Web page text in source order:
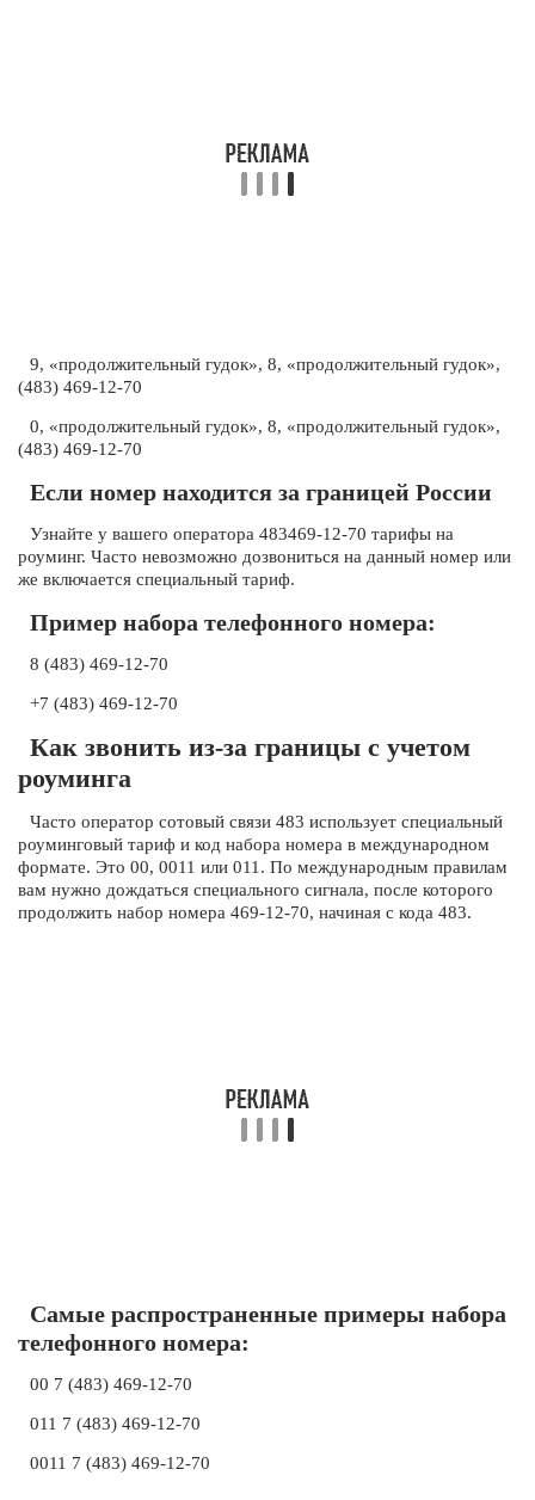
9, «продолжительный гудок», 8, «продолжительный гудок»,
(483) 469-12-70
0, «продолжительный гудок», 8, «продолжительный гудок»,
(483) 469-12-70
Если номер находится за границей России
Узнайте у вашего оператора 483469-12-70 тарифы на
роуминг. Часто невозможно дозвониться на данный номер или
же включается специальный тариф.
Пример набора телефонного номера:
8 (483) 469-12-70
+7 (483) 469-12-70
Как звонить из-за границы с учетом
роуминга
Часто оператор сотовый связи 483 использует специальный
роуминговый тариф и код набора номера в международном
формате. Это 00, 0011 или 011. По международным правилам
вам нужно дождаться специального сигнала, после которого
продолжить набор номера 469-12-70, начиная с кода 483.
Самые распространенные примеры набора
телефонного номера:
00 7 (483) 469-12-70
011 7 (483) 469-12-70
0011 7 (483) 469-12-70